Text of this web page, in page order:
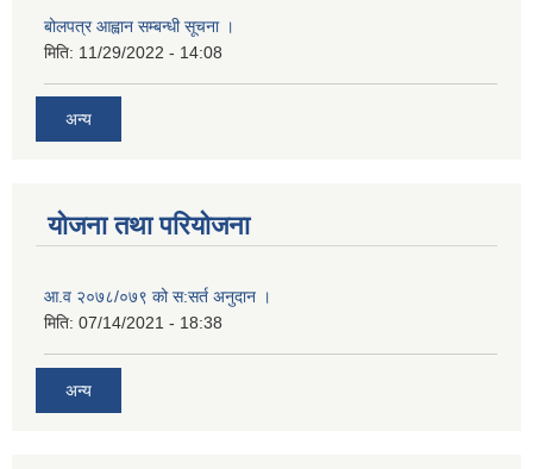
बोलपत्र आह्वान सम्बन्धी सूचना ।
मिति: 11/29/2022 - 14:08
अन्य
योजना तथा परियोजना
आ.व २०७८/०७९ को स:सर्त अनुदान ।
मिति: 07/14/2021 - 18:38
अन्य